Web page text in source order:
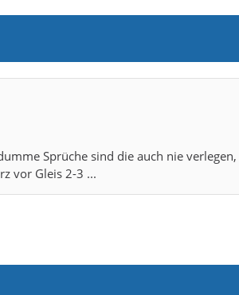
Sprüche sind die auch nie verlegen,
vor Gleis 2-3 ...